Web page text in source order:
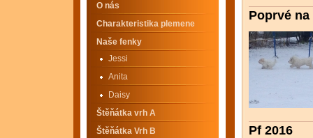
Poprvé
Pf 2016
O nás
Charakteristika plemene
Naše fenky
Jessi
Anita
Daisy
Štěňátka vrh A
Štěňátka Vrh B